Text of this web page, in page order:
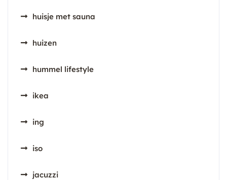
huisje met sauna
huizen
hummel lifestyle
ikea
ing
iso
jacuzzi